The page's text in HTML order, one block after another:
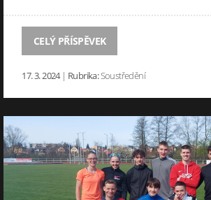
CELÝ PŘÍSPĚVEK
17. 3. 2024 | Rubrika:Soustředění